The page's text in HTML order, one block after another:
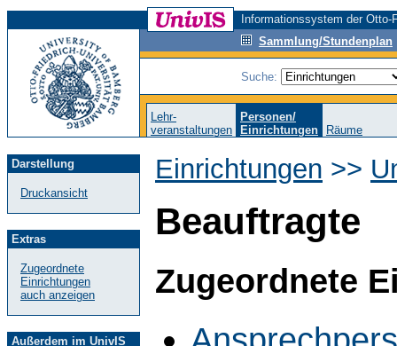
Informationssystem der
Sammlung/Stundenplan
Suche:
Lehr-
veranstaltungen
Personen/
Einrichtungen
Räume
Darstellung
Druckansicht
Extras
Zugeordnete
Einrichtungen
auch anzeigen
Außerdem im UnivIS
Einrichtungen >>
Beauftragte
Zugeordnete